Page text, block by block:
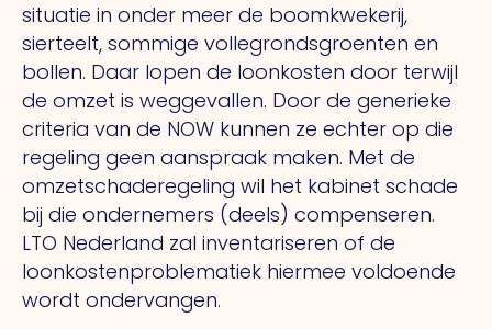
situatie in onder meer de boomkwekerij,
sierteelt, sommige vollegrondsgroenten en
bollen. Daar lopen de loonkosten door terwijl
de omzet is weggevallen. Door de generieke
criteria van de NOW kunnen ze echter op die
regeling geen aanspraak maken. Met de
omzetschaderegeling wil het kabinet schade
bij die ondernemers (deels) compenseren.
LTO Nederland zal inventariseren of de
loonkostenproblematiek hiermee voldoende
wordt ondervangen.